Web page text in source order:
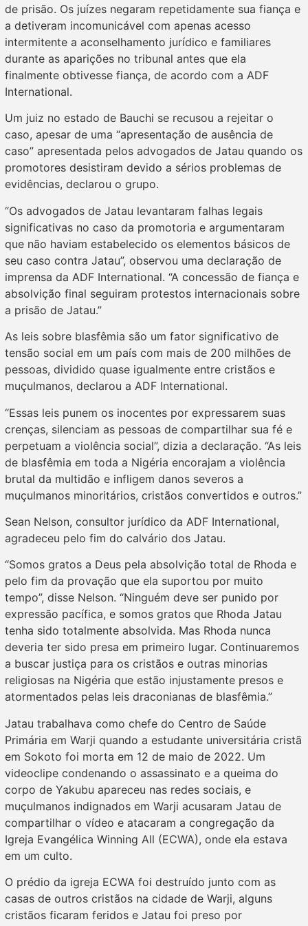
de prisão. Os juízes negaram repetidamente sua fiança e
a detiveram incomunicável com apenas acesso
intermitente a aconselhamento jurídico e familiares
durante as aparições no tribunal antes que ela
finalmente obtivesse fiança, de acordo com a ADF
International.
Um juiz no estado de Bauchi se recusou a rejeitar o
caso, apesar de uma “apresentação de ausência de
caso” apresentada pelos advogados de Jatau quando os
promotores desistiram devido a sérios problemas de
evidências, declarou o grupo.
“Os advogados de Jatau levantaram falhas legais
significativas no caso da promotoria e argumentaram
que não haviam estabelecido os elementos básicos de
seu caso contra Jatau”, observou uma declaração de
imprensa da ADF International. “A concessão de fiança e
absolvição final seguiram protestos internacionais sobre
a prisão de Jatau.”
As leis sobre blasfêmia são um fator significativo de
tensão social em um país com mais de 200 milhões de
pessoas, dividido quase igualmente entre cristãos e
muçulmanos, declarou a ADF International.
“Essas leis punem os inocentes por expressarem suas
crenças, silenciam as pessoas de compartilhar sua fé e
perpetuam a violência social”, dizia a declaração. “As leis
de blasfêmia em toda a Nigéria encorajam a violência
brutal da multidão e infligem danos severos a
muçulmanos minoritários, cristãos convertidos e outros.”
Sean Nelson, consultor jurídico da ADF International,
agradeceu pelo fim do calvário dos Jatau.
“Somos gratos a Deus pela absolvição total de Rhoda e
pelo fim da provação que ela suportou por muito
tempo”, disse Nelson. “Ninguém deve ser punido por
expressão pacífica, e somos gratos que Rhoda Jatau
tenha sido totalmente absolvida. Mas Rhoda nunca
deveria ter sido presa em primeiro lugar. Continuaremos
a buscar justiça para os cristãos e outras minorias
religiosas na Nigéria que estão injustamente presos e
atormentados pelas leis draconianas de blasfêmia.”
Jatau trabalhava como chefe do Centro de Saúde
Primária em Warji quando a estudante universitária cristã
em Sokoto foi morta em 12 de maio de 2022. Um
videoclipe condenando o assassinato e a queima do
corpo de Yakubu apareceu nas redes sociais, e
muçulmanos indignados em Warji acusaram Jatau de
compartilhar o vídeo e atacaram a congregação da
Igreja Evangélica Winning All (ECWA), onde ela estava
em um culto.
O prédio da igreja ECWA foi destruído junto com as
casas de outros cristãos na cidade de Warji, alguns
cristãos ficaram feridos e Jatau foi preso por